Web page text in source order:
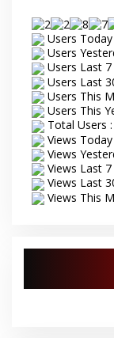
Users Today
Users
Users Last
Users Last
Users This
Users This
Total Users
Views
Views
Views Last
Views Last
Views This